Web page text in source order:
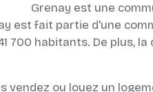
Grenay est une
est fait partie d'une
700 habitants. De plus,
vendez ou louez un